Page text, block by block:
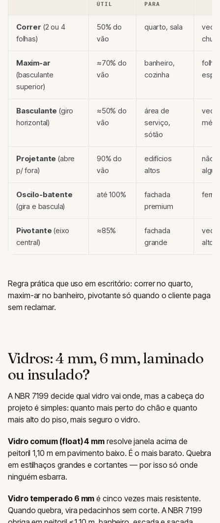
ÚTIL
PARA
Correr (2 ou 4
folhas)
50% do
vão
quarto, sala
Maxim-ar
(basculante
superior)
≈70% do
vão
banheiro,
cozinha
folha
Basculante (giro
horizontal)
≈50% do
vão
área de
serviço,
sótão
Projetante (abre
p/ fora)
90% do
vão
edifícios
altos
não
Oscilo-batente
(gira e bascula)
até 100%
fachada
premium
Pivotante (eixo
central)
≈85%
fachada
grande
alto
Regra prática que uso em escritório: correr no quarto,
maxim-ar no banheiro, pivotante só quando o cliente paga
sem reclamar.
Vidros: 4 mm, 6 mm, laminado
ou insulado?
A NBR 7199 decide qual vidro vai onde, mas a cabeça do
projeto é simples: quanto mais perto do chão e quanto
mais alto do piso, mais seguro o vidro.
Vidro comum (float) 4 mm resolve janela acima de
peitoril 1,10 m em pavimento baixo. É o mais barato. Quebra
em estilhaços grandes e cortantes — por isso só onde
ninguém esbarra.
Vidro temperado 6 mm é cinco vezes mais resistente.
Quando quebra, vira pedacinhos sem corte. A NBR 7199